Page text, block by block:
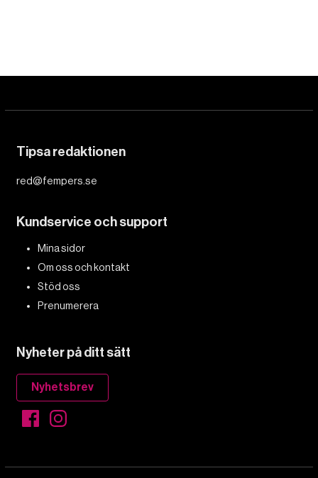
Tipsa redaktionen
red@fempers.se
Kundservice och support
Mina sidor
Om oss och kontakt
Stöd oss
Prenumerera
Nyheter på ditt sätt
Nyhetsbrev